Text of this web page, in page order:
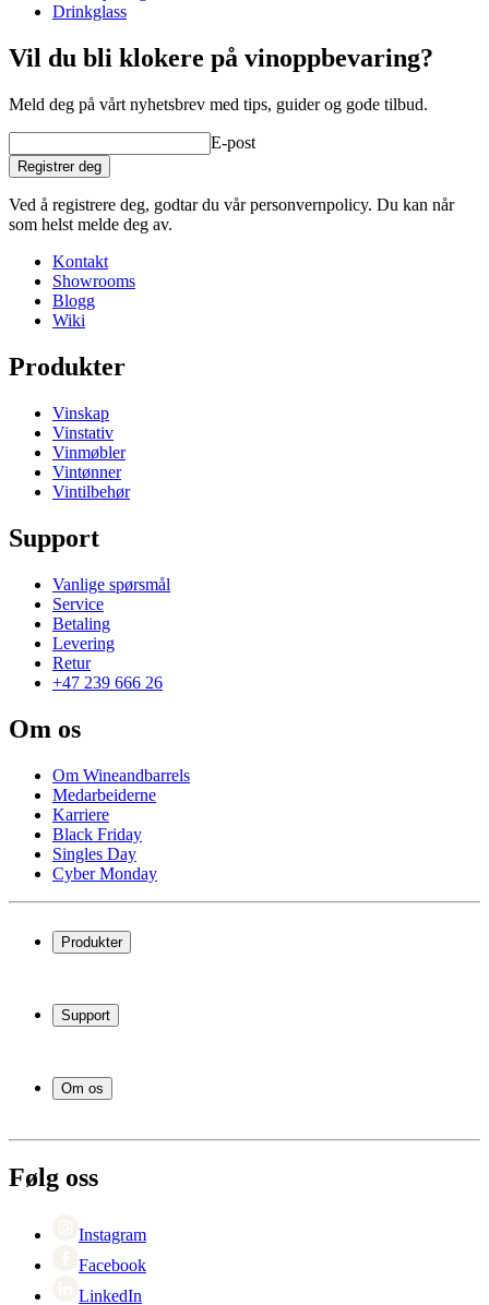
Drinkglass
Vil du bli klokere på vinoppbevaring?
Meld deg på vårt nyhetsbrev med tips, guider og gode tilbud.
E-post
Registrer deg
Ved å registrere deg, godtar du vår personvernpolicy. Du kan når
som helst melde deg av.
Kontakt
Showrooms
Blogg
Wiki
Produkter
Vinskap
Vinstativ
Vinmøbler
Vintønner
Vintilbehør
Support
Vanlige spørsmål
Service
Betaling
Levering
Retur
+47 239 666 26
Om os
Om Wineandbarrels
Medarbeiderne
Karriere
Black Friday
Singles Day
Cyber Monday
Produkter
Vinstativ
Vinmøbler
Support
Service
Betaling
Retur
Om os
Karriere
Black Friday
Cyber Monday
Følg oss
Instagram
Facebook
LinkedIn